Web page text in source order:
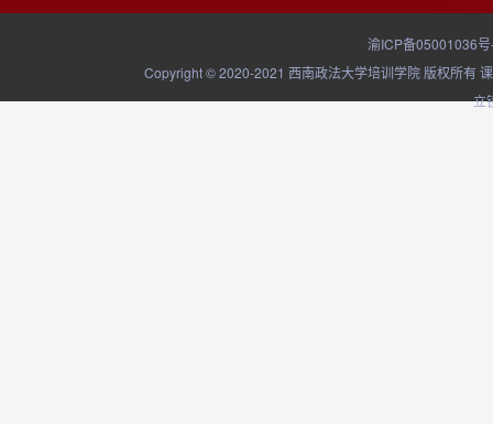
渝ICP备05001036
Copyright © 2020-2021 西南政法大学培训学院 版权所有
立